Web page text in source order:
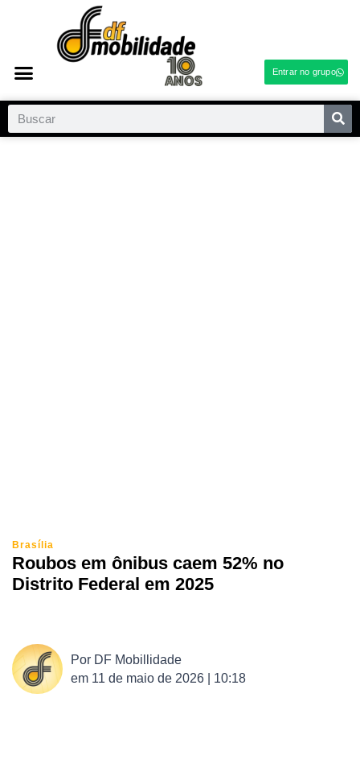
Entrar no grupo
Brasília
Roubos em ônibus caem 52% no
Distrito Federal em 2025
Por DF Mobillidade
em 11 de maio de 2026 | 10:18